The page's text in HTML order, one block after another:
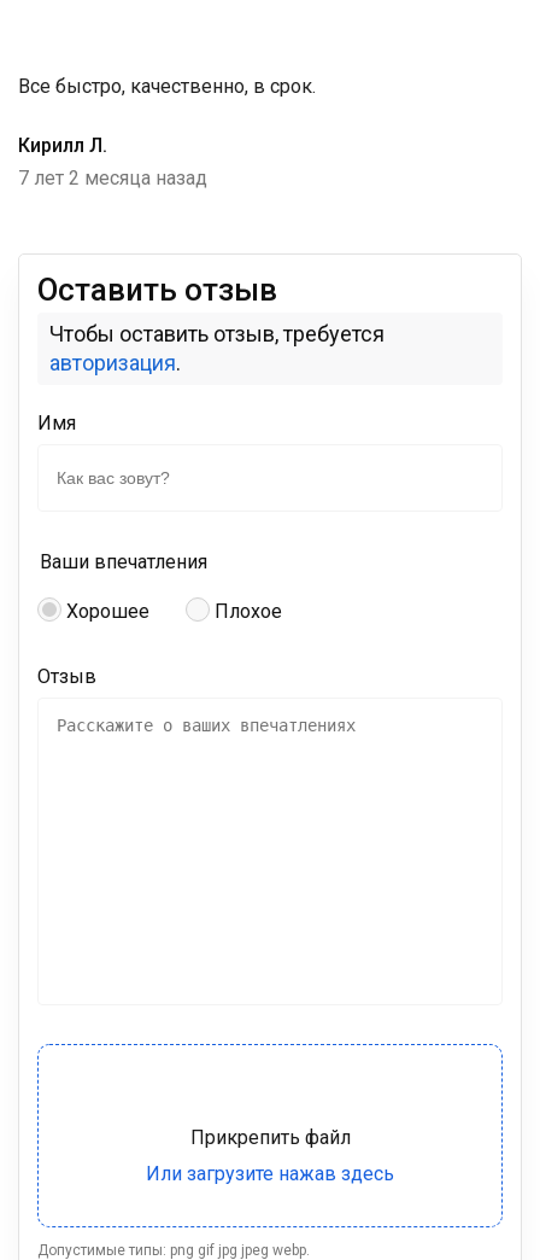
Все быстро, качественно, в срок.
Кирилл Л.
7 лет 2 месяца назад
Оставить отзыв
Чтобы оставить отзыв, требуется
авторизация.
Имя
Ваши впечатления
Хорошее Плохое
Отзыв
Допустимые типы: png gif jpg jpeg webp.